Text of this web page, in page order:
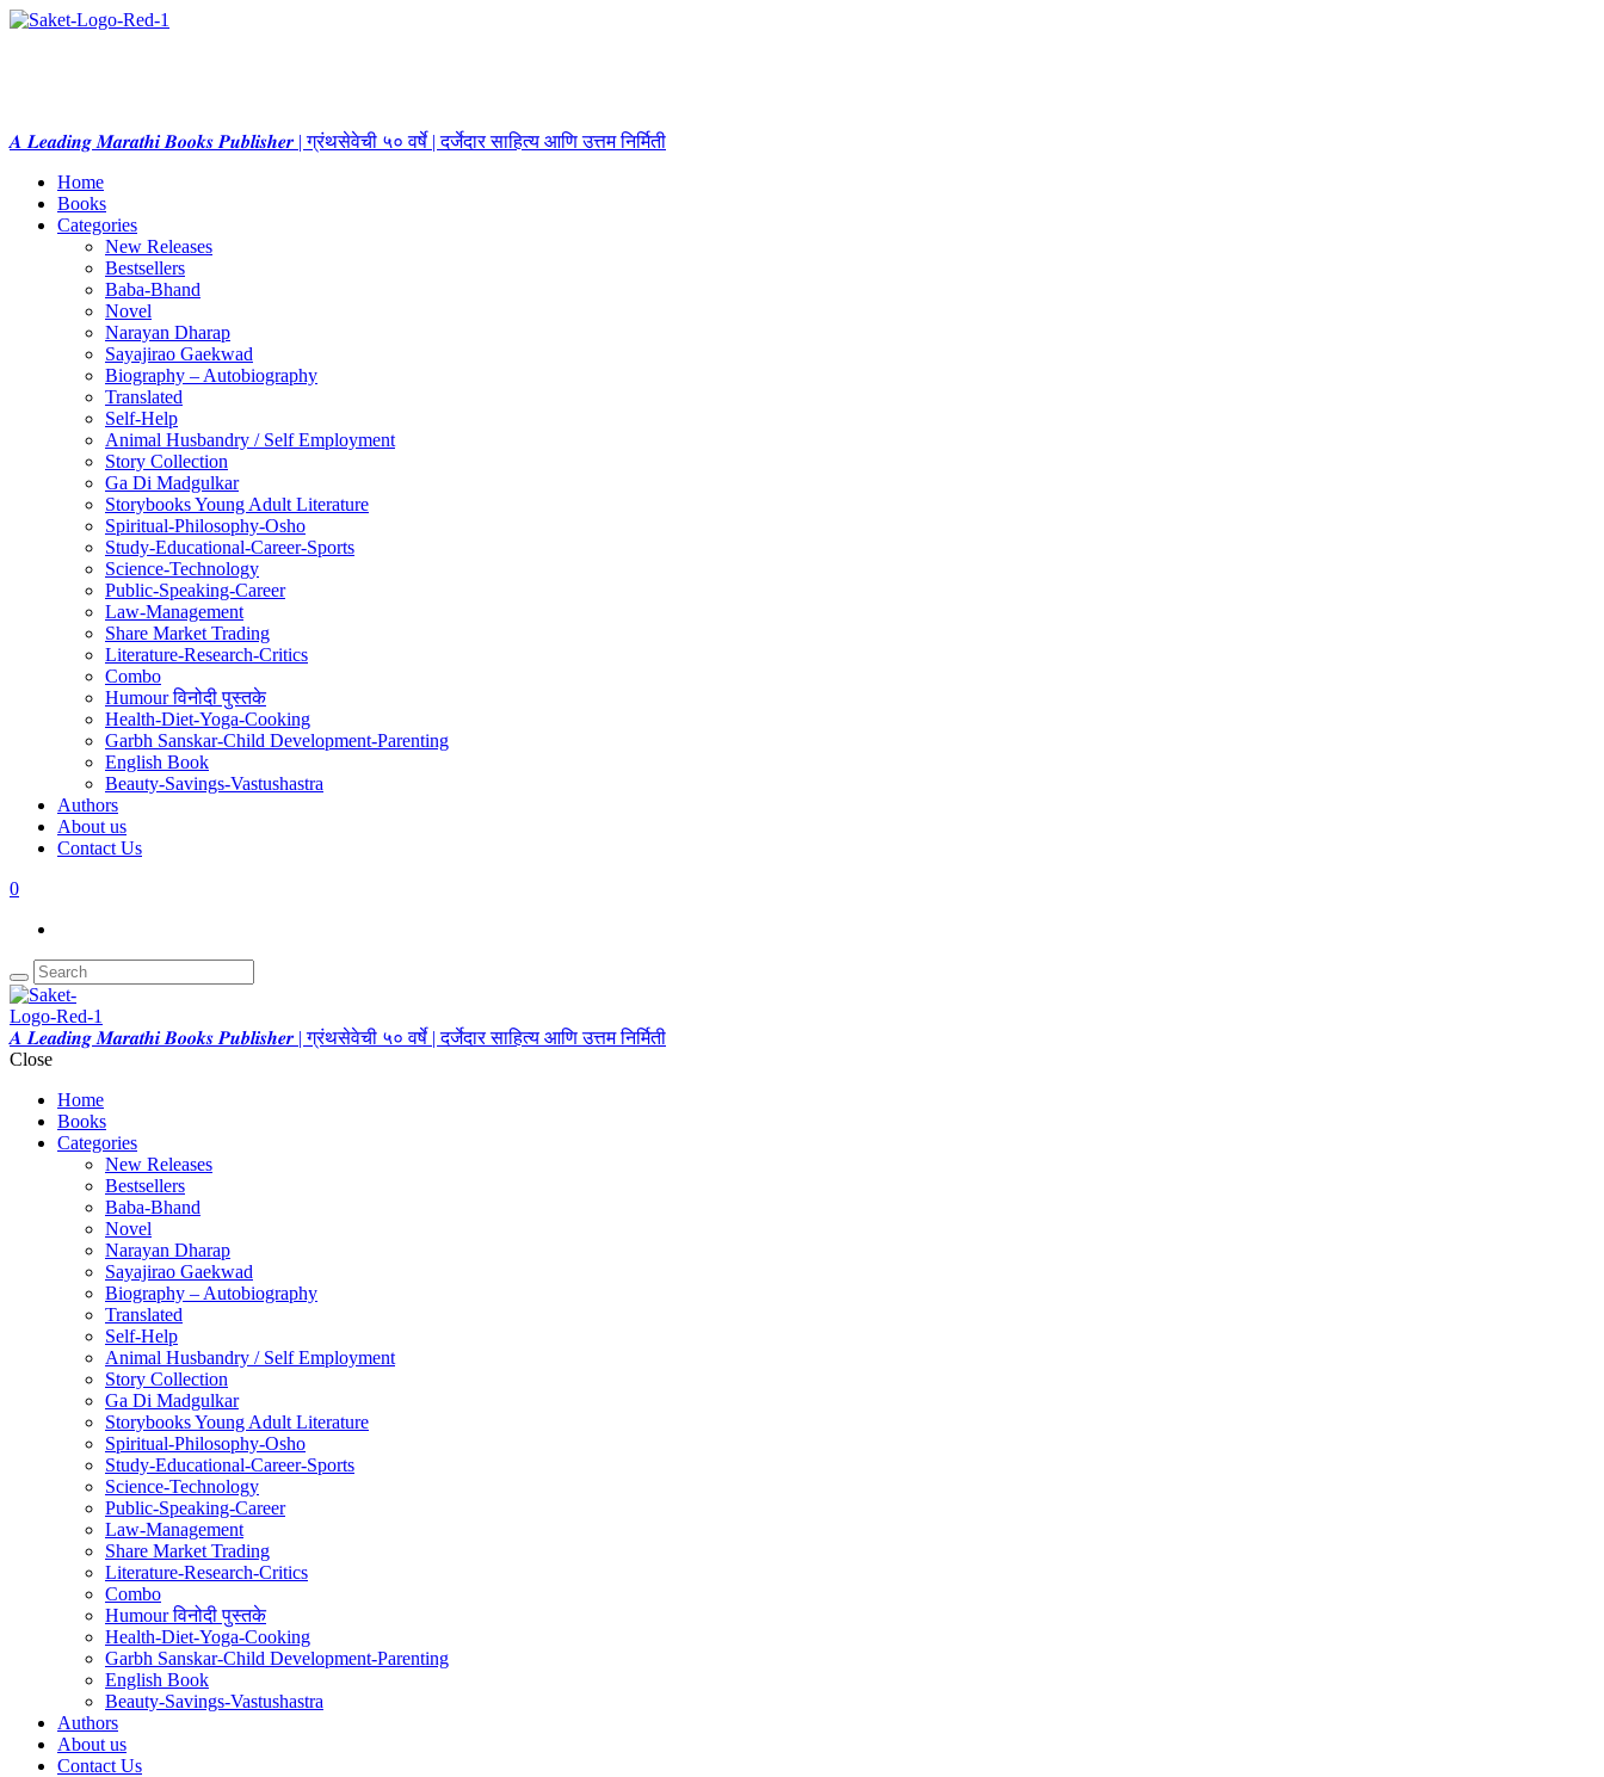
𝑨 𝑳𝒆𝒂𝒅𝒊𝒏𝒈 𝑴𝒂𝒓𝒂𝒕𝒉𝒊 𝑩𝒐𝒐𝒌𝒔 𝑷𝒖𝒃𝒍𝒊𝒔𝒉𝒆𝒓 | ग्रंथसेवेची ५० वर्षे | दर्जेदार साहित्य आणि उत्तम निर्मिती
Home
Books
Categories
New Releases
Bestsellers
Baba-Bhand
Novel
Narayan Dharap
Sayajirao Gaekwad
Biography – Autobiography
Translated
Self-Help
Animal Husbandry / Self Employment
Story Collection
Ga Di Madgulkar
Storybooks Young Adult Literature
Spiritual-Philosophy-Osho
Study-Educational-Career-Sports
Science-Technology
Public-Speaking-Career
Law-Management
Share Market Trading
Literature-Research-Critics
Combo
Humour विनोदी पुस्तके
Health-Diet-Yoga-Cooking
Garbh Sanskar-Child Development-Parenting
English Book
Beauty-Savings-Vastushastra
Authors
About us
Contact Us
0
𝑨 𝑳𝒆𝒂𝒅𝒊𝒏𝒈 𝑴𝒂𝒓𝒂𝒕𝒉𝒊 𝑩𝒐𝒐𝒌𝒔 𝑷𝒖𝒃𝒍𝒊𝒔𝒉𝒆𝒓 | ग्रंथसेवेची ५० वर्षे | दर्जेदार साहित्य आणि उत्तम निर्मिती
Close
Home
Books
Categories
New Releases
Bestsellers
Baba-Bhand
Novel
Narayan Dharap
Sayajirao Gaekwad
Biography – Autobiography
Translated
Self-Help
Animal Husbandry / Self Employment
Story Collection
Ga Di Madgulkar
Storybooks Young Adult Literature
Spiritual-Philosophy-Osho
Study-Educational-Career-Sports
Science-Technology
Public-Speaking-Career
Law-Management
Share Market Trading
Literature-Research-Critics
Combo
Humour विनोदी पुस्तके
Health-Diet-Yoga-Cooking
Garbh Sanskar-Child Development-Parenting
English Book
Beauty-Savings-Vastushastra
Authors
About us
Contact Us